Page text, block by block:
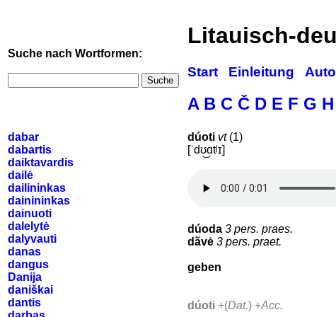
Suche nach Wortformen:
Suche
Litauisch-
Start Einleitung
A B C Č D E F G H
dabar
dabartis
daiktavardis
dailė
dailininkas
dainininkas
dainuoti
dalelytė
dalyvauti
danas
dangus
Danija
daniškai
dantis
dúoti vt(1)
[ˈdʊ͜ɑtʲɪ]
dúoda 3 pers. praes.
dãvė 3 pers. praet.
geben
dúoti +(Dat.) +Acc.